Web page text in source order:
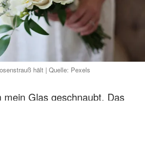
hält | Quelle: Pexels
mein Glas geschnaubt. Das